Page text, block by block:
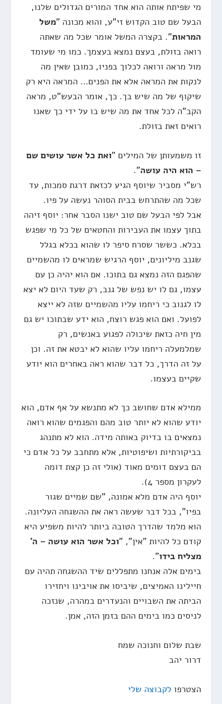
מי שפיתח אותה הוא אחד המורים הגדולים שלנו,
הבעל שם טוב הקדוש זי"ע, והוא מכונה "משל
המראות". בקצרה המשל אומר שכל מה שאתה
רואה בזולת, בעצם נמצא בעצמך. כמו מי שעומד
מול מראה ורואה לכלוך בפניו, כמובן שאין מה
לנקות את המראה אלא את הפנים… המראה היא רק
שיקוף של מה שיש בך. כך, אומר הבעש"ט, מראה
הקב"ה לכל אחד את מה שיש בו על ידי כך שאנו
רואים זאת בזולת.
זו משמעותן של המילים "ואת כל אשר עושים שם
– הוא היה עושה".
רש"י מסביר שיוסף הגיע לכזאת דרגת סמכות, עד
שכל מה שהתרחש בבית הסוהר נעשה על פיו.
אבל לפי הבעל שם טוב ישנו הסבר אחר: יוסף זיהה
בתוך עצמו את העבירות והחטאים של כל מי שפגש
בכלא. כששר שסרח סיפר לו שהוא בכלא בגלל
שגנב מיליונים, יוסף הרגיש שמראים לו מהשמיים
שהפגם הזה נמצא גם בתוכו. אם הוא יהיה כן עם
עצמו, גם לו יש נפש של גנב, רק שעד היום לא יצא
לו לגנוב כי ריחמו עליו מהשמיים שזה לא ייצא
לפועל. ואם הוא פגש רוצח, הוא ידע שבתוכו יש גם
מין חיה כזאת שיכולה לפגוע באנשים, רק
שמלמעלה ריחמו עליו שהוא לא יבטא את זה. וכן
על זה הדרך, כל דבר שהוא ראה באחרים הוא יודע
שקיים בעצמו.
ממילא אדם שחושב כך לא מתנשא על אף אדם, הוא
יודע שהוא לא יותר טוב מהם והפגמים שהוא רואה
נמצאים בו בדיוק באותה מידה. הוא לא מתנהג
בביקורתיות ושיפוטיות, אלא מתחבב על כל אדם כי
הם בעצם דומים מאוד (אולי זה כן קצת דומה
לעקרון מספר 4).
יוסף היה אדם מלא אמונה, "שם שמיים שגור
בפיו", בכל דבר שעשה ראה את ההשגחה העליונה.
הוא מלמד שהדרך הטובה ביותר להיות משפיע היא
קודם כל להיות "אין", "וכל אשר הוא עושה – ה'
מצליח בידו".
בימים אלה אנחנו מתפללים שיד ההשגחה תהיה עם
חיילינו האמיצים, שיביסו את אויבינו ויחזירו
הביתה את השבויים והנעדרים במהרה, שנזכה
לניסים כמו בימים ההם בזמן הזה, אמן.
שבת שלום וחנוכה שמח
דרור יהב
הצטרפו לקבוצה שלי